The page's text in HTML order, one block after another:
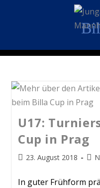
U17:
Cup in Prag
23. August 2018
In guter Frühform